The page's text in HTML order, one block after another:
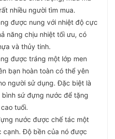
nhiều người tìm mua.
được nung với nhiệt độ cực
năng chịu nhiệt tối ưu, có
và thủy tinh.
được tráng một lớp men
bạn hoàn toàn có thể yên
người sử dụng. Đặc biệt là
sứ đựng nước để tặng
tuổi.
nước được chế tác một
cạnh. Độ bền của nó được